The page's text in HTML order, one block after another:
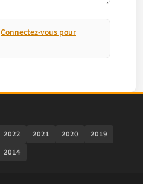
Connectez-vous pour
2022 2021 2020
2019
2014